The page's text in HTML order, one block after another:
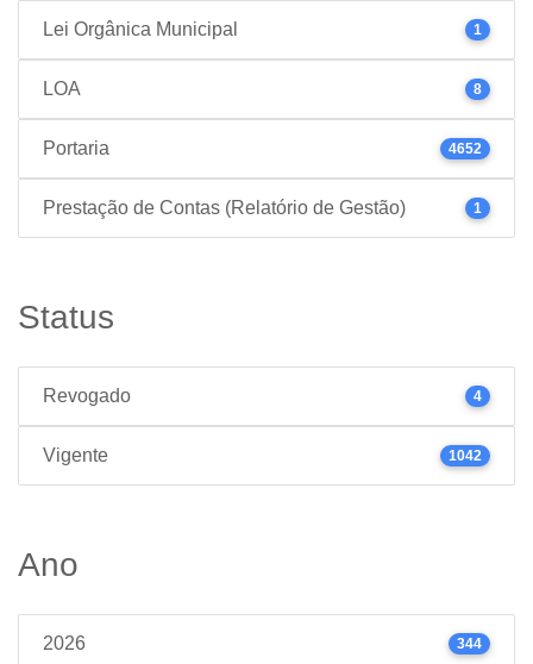
Lei Orgânica Municipal 1
LOA 8
Portaria 4652
Prestação de Contas (Relatório de Gestão) 1
Status
Revogado 4
Vigente 1042
Ano
2026 344